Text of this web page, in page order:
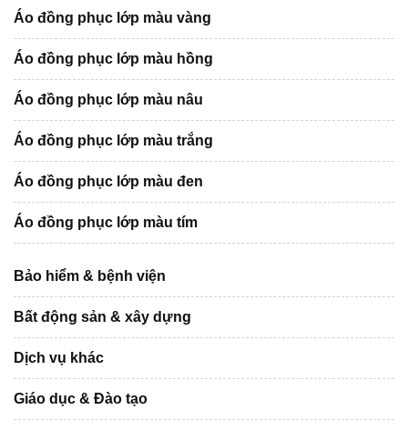
Áo đồng phục lớp màu vàng
Áo đồng phục lớp màu hồng
Áo đồng phục lớp màu nâu
Áo đồng phục lớp màu trắng
Áo đồng phục lớp màu đen
Áo đồng phục lớp màu tím
Bảo hiểm & bệnh viện
Bất động sản & xây dựng
Dịch vụ khác
Giáo dục & Đào tạo